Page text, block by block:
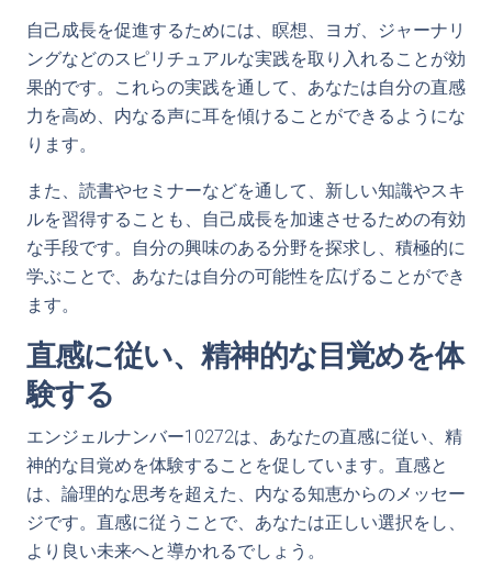
自己成長を促進するためには、瞑想、ヨガ、ジャーナリ
ングなどのスピリチュアルな実践を取り入れることが効
果的です。これらの実践を通して、あなたは自分の直感
力を高め、内なる声に耳を傾けることができるようにな
ります。
また、読書やセミナーなどを通して、新しい知識やスキ
ルを習得することも、自己成長を加速させるための有効
な手段です。自分の興味のある分野を探求し、積極的に
学ぶことで、あなたは自分の可能性を広げることができ
ます。
直感に従い、精神的な目覚めを体
験する
エンジェルナンバー10272は、あなたの直感に従い、精
神的な目覚めを体験することを促しています。直感と
は、論理的な思考を超えた、内なる知恵からのメッセー
ジです。直感に従うことで、あなたは正しい選択をし、
より良い未来へと導かれるでしょう。